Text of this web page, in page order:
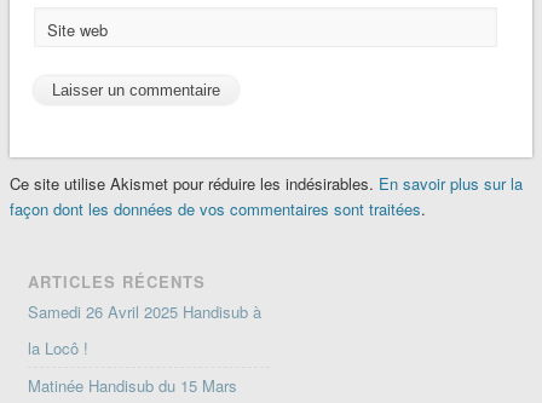
Site web
Ce site utilise Akismet pour réduire les indésirables. En savoir plus sur la
façon dont les données de vos commentaires sont traitées.
ARTICLES RÉCENTS
Samedi 26 Avril 2025 Handisub à
la Locô !
Matinée Handisub du 15 Mars